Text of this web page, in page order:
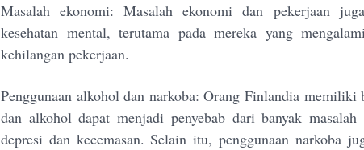
Masalah ekonomi: Masalah ekonomi dan pekerjaan
kesehatan mental, terutama pada mereka yang
kehilangan pekerjaan.
Penggunaan alkohol dan narkoba: Orang Finlandia memiliki
dan alkohol dapat menjadi penyebab dari banyak masalah
depresi dan kecemasan. Selain itu, penggunaan narkoba